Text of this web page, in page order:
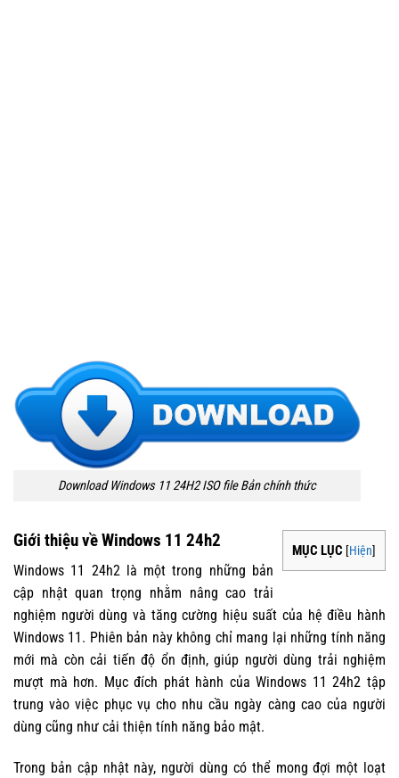
Download Windows 11 24H2 ISO file Bản chính thức
MỤC LỤC [Hiện]
Giới thiệu về Windows 11 24h2
Windows 11 24h2 là một trong những bản
cập nhật quan trọng nhằm nâng cao trải
nghiệm người dùng và tăng cường hiệu suất của hệ điều hành
Windows 11. Phiên bản này không chỉ mang lại những tính năng
mới mà còn cải tiến độ ổn định, giúp người dùng trải nghiệm
mượt mà hơn. Mục đích phát hành của Windows 11 24h2 tập
trung vào việc phục vụ cho nhu cầu ngày càng cao của người
dùng cũng như cải thiện tính năng bảo mật.
Trong bản cập nhật này, người dùng có thể mong đợi một loạt